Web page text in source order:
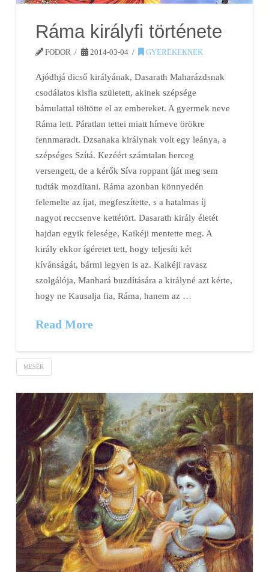
Ráma királyfi története
FODOR 2014-03-04 GYEREKEKNEK
Ajódhjá dicső királyának, Dasarath Maharázdsnak
csodálatos kisfia született, akinek szépsége
bámulattal töltötte el az embereket. A gyermek neve
Ráma lett. Páratlan tettei miatt hírneve örökre
fennmaradt. Dzsanaka királynak volt egy leánya, a
szépséges Szítá. Kezéért számtalan herceg
versengett, de a kérők Síva roppant íját meg sem
tudták mozdítani. Ráma azonban könnyedén
felemelte az íjat, megfeszítette, s a hatalmas íj
nagyot reccsenve kettétört. Dasarath király életét
hajdan egyik felesége, Kaikéji mentette meg. A
király ekkor ígéretet tett, hogy teljesíti két
kívánságát, bármi legyen is az. Kaikéji ravasz
szolgálója, Manhará buzdítására a királyné azt kérte,
hogy ne Kausalja fia, Ráma, hanem az …
Read More
MESÉK